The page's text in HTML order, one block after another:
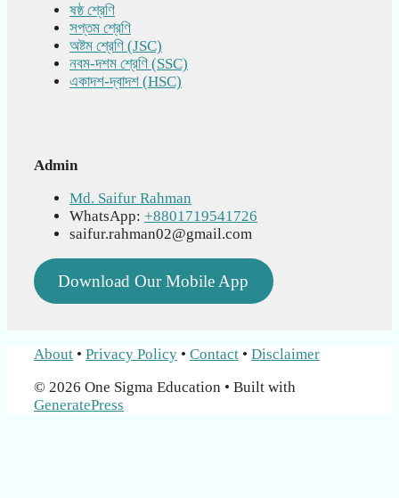
ষষ্ঠ শ্রেণি
সপ্তম শ্রেণি
অষ্টম শ্রেণি (JSC)
নবম-দশম শ্রেণি (SSC)
একাদশ-দ্বাদশ (HSC)
Admin
Md. Saifur Rahman
WhatsApp: +8801719541726
saifur.rahman02@gmail.com
Download Our Mobile App
About • Privacy Policy • Contact • Disclaimer
© 2026 One Sigma Education • Built with
GeneratePress